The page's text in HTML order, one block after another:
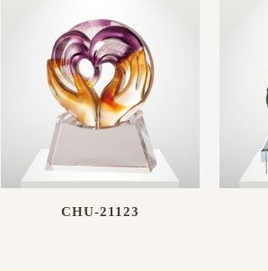
CHU-21123